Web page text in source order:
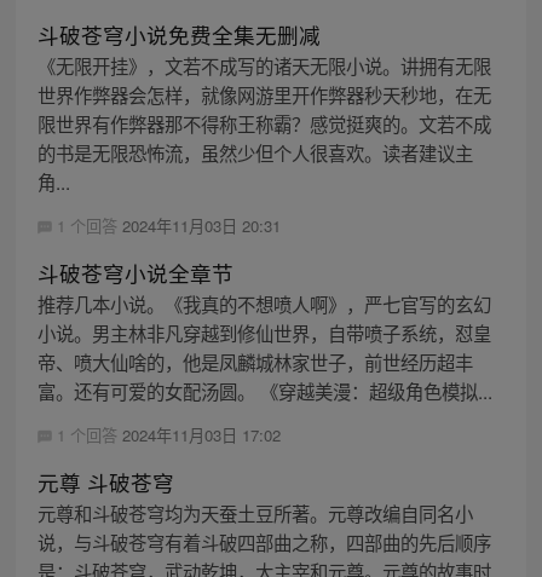
斗破苍穹小说免费全集无删减
《无限开挂》，文若不成写的诸天无限小说。讲拥有无限
世界作弊器会怎样，就像网游里开作弊器秒天秒地，在无
限世界有作弊器那不得称王称霸？感觉挺爽的。文若不成
的书是无限恐怖流，虽然少但个人很喜欢。读者建议主
角...
1 个回答 2024年11月03日 20:31
斗破苍穹小说全章节
推荐几本小说。《我真的不想喷人啊》，严七官写的玄幻
小说。男主林非凡穿越到修仙世界，自带喷子系统，怼皇
帝、喷大仙啥的，他是凤麟城林家世子，前世经历超丰
富。还有可爱的女配汤圆。 《穿越美漫：超级角色模拟...
1 个回答 2024年11月03日 17:02
元尊 斗破苍穹
元尊和斗破苍穹均为天蚕土豆所著。元尊改编自同名小
说，与斗破苍穹有着斗破四部曲之称，四部曲的先后顺序
是：斗破苍穹，武动乾坤，大主宰和元尊。元尊的故事时